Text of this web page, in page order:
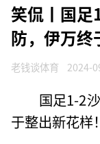
笑侃丨国足
防，伊万终
老钱谈体育 2024-
国足1-2
于整出新花样！